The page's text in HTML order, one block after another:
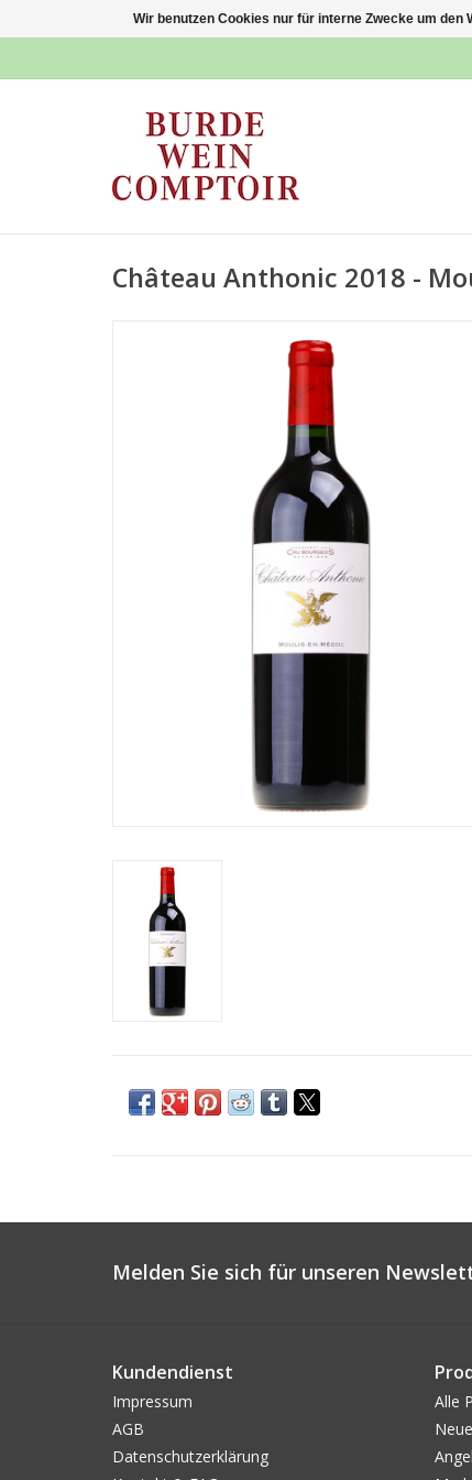
Château Anthonic 2018 -
Melden Sie sich für unseren
Kundendienst
Impressum
AGB
Datenschutzerklärung
Alle
Wir benutzen Cookies nur für interne Zwecke um den